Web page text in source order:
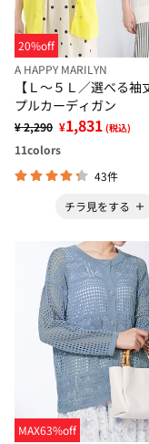
20%off
A HAPPY MARILYN
【Ｌ～５Ｌ／選べる袖
プルカーディガン
¥ 2,290 ¥1,831 (税込)
11colors
43件
チラ見をする
MAX63%off